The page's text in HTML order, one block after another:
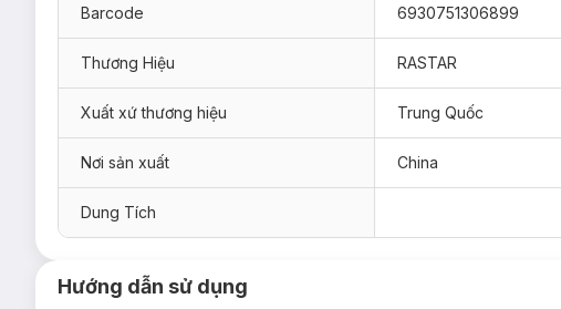
Guangfeng, Chenghai, Shantou, Trung Quốc. Tất cả các sản phẩm của
963; cũng như thông qua tiêu chuẩn chất lượng ISO9001: 2000 &
Barcode 6930751306899
Thương Hiệu RASTAR
Xuất xứ thương hiệu Trung Quốc
Nơi sản xuất China
Dung Tích
Hướng dẫn sử dụng